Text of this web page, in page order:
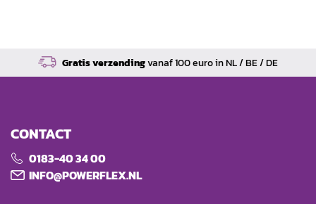
Gratis verzendingvanaf 100 euro in NL / BE / DE
CONTACT
0183-40 34 00
INFO@POWERFLEX.NL